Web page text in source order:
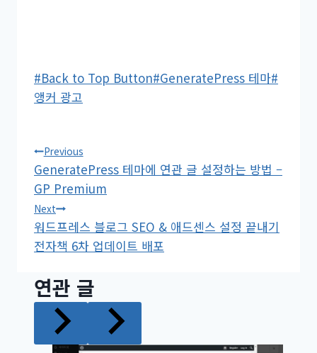
Post
Tags:
#Back to Top Button#GeneratePress 테마#
앵커 광고
글
탐
색
Previous
GeneratePress 테마에 연관 글 설정하는 방법 –
GP Premium
Next
워드프레스 블로그 SEO & 애드센스 설정 끝내기
전자책 6차 업데이트 배포
연관 글